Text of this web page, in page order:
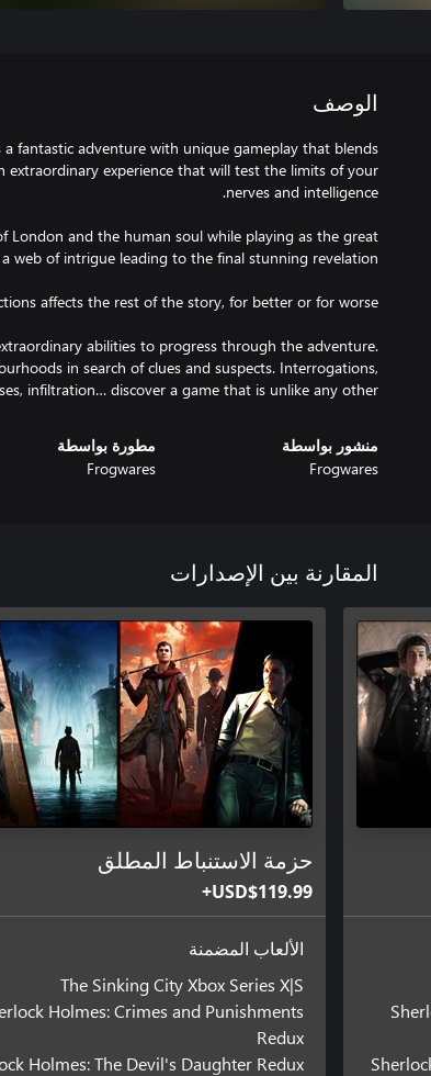
الوصف
a fantastic adventure with unique gameplay that blends
extraordinary experience that will test the limits of your
London and the human soul while playing as the great
abilities to progress through the adventure.
in search of clues and suspects. Interrogations,
infiltration… discover a game that is unlike any other!
منشور بواسطة
Frogwares
مطورة بواسطة
Frogwares
المقارنة بين الإصدارات
حزمة الاستنباط المطلق
USD$119.99+
الألعاب المضمنة
The Sinking City Xbox Series X|S
Holmes: Crimes and Punishments
Redux
Holmes: The Devil's Daughter Redux